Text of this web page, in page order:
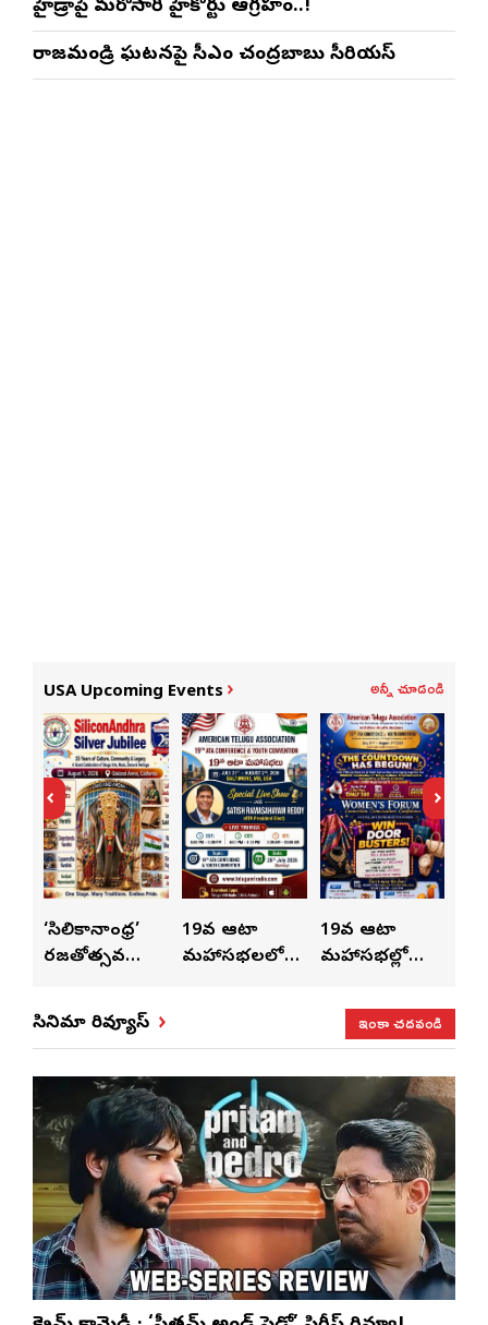
హైడ్రాపై మరోసారి హైకోర్టు ఆగ్రహం..!
రాజమండ్రి ఘటనపై సీఎం చంద్రబాబు సీరియస్
USA Upcoming Events అన్నీ చూడండి
‘సిలికానాంధ్ర’
రజతోత్సవ
కుంభ హారతి
ప్రత్యేకం
19వ ఆటా
మహాసభలలో
19వ ఆటా
మహాసభల్లో
ప్రత్యేకంగా
‘ఉమెన్స్ ఫోరమ్’
సినిమా రివ్యూస్ ఇంకా చదవండి